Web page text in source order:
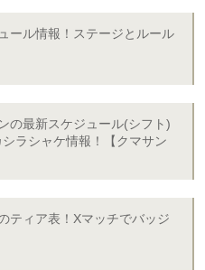
ール情報！ステージとルール
の最新スケジュール(シフト)
ラシャケ情報！【クマサン
ティア表！Xマッチでバッジ